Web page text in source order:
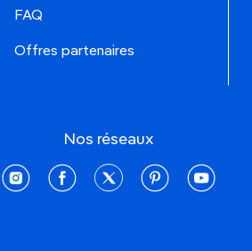
FAQ
Offres partenaires
Nos réseaux
instagramfacebooktwitter pinterestyoutube